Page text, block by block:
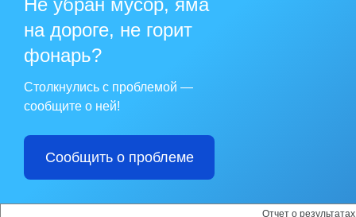
Не убран мусор, яма
на дороге, не горит
фонарь?
Столкнулись с проблемой —
сообщите о ней!
Сообщить о проблеме
Отчет о